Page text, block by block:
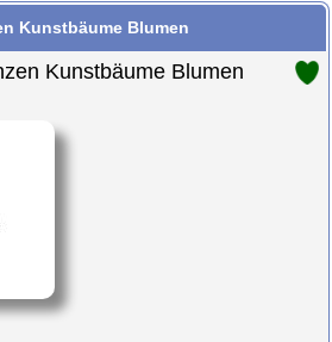
Kunstbäume Blumen
Kunstbäume Blumen